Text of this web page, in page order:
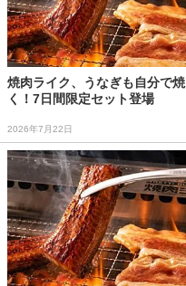
焼肉ライク、うなぎも自分で焼
く！7日間限定セット登場
2026年7月22日